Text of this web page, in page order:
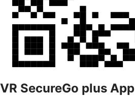
VR SecureGo plus App